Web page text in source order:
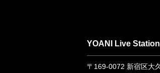
YOANI Live
〒169-0072 新宿区大